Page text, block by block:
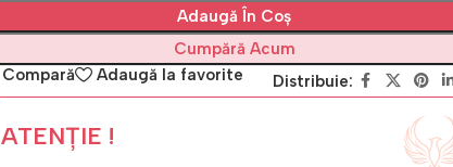
Adaugă În Coș
Cumpără Acum
Compară
Adaugă la favorite Distribuie:
ATENȚIE !